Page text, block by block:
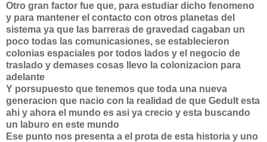
Otro gran factor fue que, para estudiar dicho fenomeno
y para mantener el contacto con otros planetas del
sistema ya que las barreras de gravedad cagaban un
poco todas las comunicasiones, se establecieron
colonias espaciales por todos lados y el negocio de
traslado y demases cosas llevo la colonizacion para
adelante
Y porsupuesto que tenemos que toda una nueva
generacion que nacio con la realidad de que Gedult esta
ahi y ahora el mundo es asi ya crecio y esta buscando
un laburo en este mundo
Ese punto nos presenta a el prota de esta historia y uno